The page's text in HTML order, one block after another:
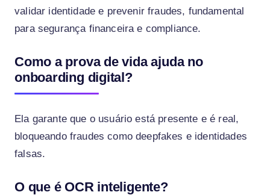
validar identidade e prevenir fraudes, fundamental
para segurança financeira e compliance.
Como a prova de vida ajuda no
onboarding digital?
Ela garante que o usuário está presente e é real,
bloqueando fraudes como deepfakes e identidades
falsas.
O que é OCR inteligente?